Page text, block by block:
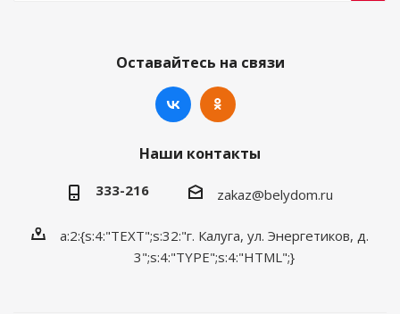
Оставайтесь на связи
Наши контакты
333-216 zakaz@belydom.ru
a:2:{s:4:"TEXT";s:32:"г. Калуга, ул. Энергетиков, д.
3";s:4:"TYPE";s:4:"HTML";}